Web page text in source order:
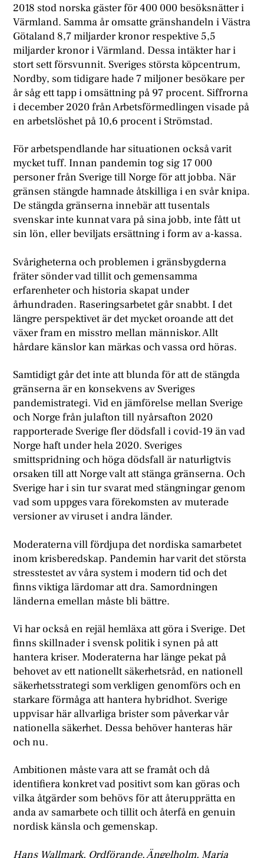
2018 stod norska gäster för 400 000 besöksnätter i
Värmland. Samma år omsatte gränshandeln i Västra
Götaland 8,7 miljarder kronor respektive 5,5
miljarder kronor i Värmland. Dessa intäkter har i
stort sett försvunnit. Sveriges största köpcentrum,
Nordby, som tidigare hade 7 miljoner besökare per
år såg ett tapp i omsättning på 97 procent. Siffrorna
i december 2020 från Arbetsförmedlingen visade på
en arbetslöshet på 10,6 procent i Strömstad.
För arbetspendlande har situationen också varit
mycket tuff. Innan pandemin tog sig 17 000
personer från Sverige till Norge för att jobba. När
gränsen stängde hamnade åtskilliga i en svår knipa.
De stängda gränserna innebär att tusentals
svenskar inte kunnat vara på sina jobb, inte fått ut
sin lön, eller beviljats ersättning i form av a-kassa.
Svårigheterna och problemen i gränsbygderna
fräter sönder vad tillit och gemensamma
erfarenheter och historia skapat under
århundraden. Raseringsarbetet går snabbt. I det
längre perspektivet är det mycket oroande att det
växer fram en misstro mellan människor. Allt
hårdare känslor kan märkas och vassa ord höras.
Samtidigt går det inte att blunda för att de stängda
gränserna är en konsekvens av Sveriges
pandemistrategi. Vid en jämförelse mellan Sverige
och Norge från julafton till nyårsafton 2020
rapporterade Sverige fler dödsfall i covid-19 än vad
Norge haft under hela 2020. Sveriges
smittspridning och höga dödsfall är naturligtvis
orsaken till att Norge valt att stänga gränserna. Och
Sverige har i sin tur svarat med stängningar genom
vad som uppges vara förekomsten av muterade
versioner av viruset i andra länder.
Moderaterna vill fördjupa det nordiska samarbetet
inom krisberedskap. Pandemin har varit det största
stresstestet av våra system i modern tid och det
finns viktiga lärdomar att dra. Samordningen
länderna emellan måste bli bättre.
Vi har också en rejäl hemläxa att göra i Sverige. Det
finns skillnader i svensk politik i synen på att
hantera kriser. Moderaterna har länge pekat på
behovet av ett nationellt säkerhetsråd, en nationell
säkerhetsstrategi som verkligen genomförs och en
starkare förmåga att hantera hybridhot. Sverige
uppvisar här allvarliga brister som påverkar vår
nationella säkerhet. Dessa behöver hanteras här
och nu.
Ambitionen måste vara att se framåt och då
identifiera konkret vad positivt som kan göras och
vilka åtgärder som behövs för att återupprätta en
anda av samarbete och tillit och återfå en genuin
nordisk känsla och gemenskap.
Hans Wallmark, Ordförande, Ängelholm, Maria